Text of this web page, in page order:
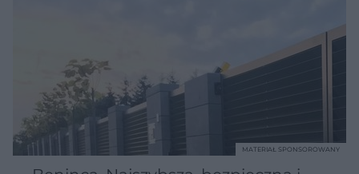
MATERIAŁ SPONSOROWANY